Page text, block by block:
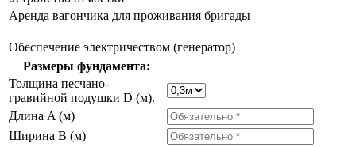
Аренда вагончика для проживания бригады
Обеспечение электричеством (генератор)
Размеры фундамента:
Толщина песчано-
гравийной подушки D (м).
Длина A (м)
Ширина B (м)